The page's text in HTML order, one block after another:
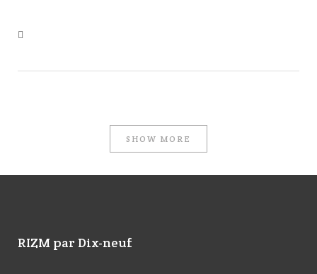
SHOW MORE
RIZM par Dix-neuf